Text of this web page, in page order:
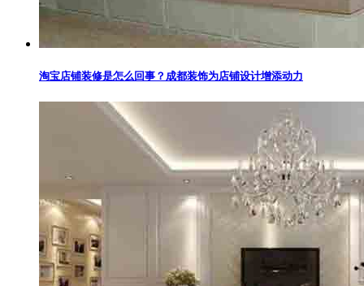
淘宝店铺装修是怎么回事？成都装饰为店铺设计增添动力